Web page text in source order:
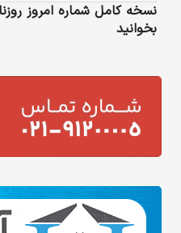
نسخه کامل شماره امروز
بخوانید